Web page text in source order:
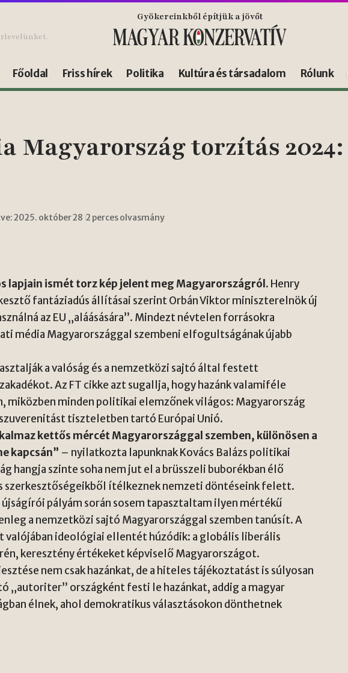
Gyökereinkből építjük a jövőt
Főoldal Friss hírek Politika Kultúra és társadalom Rólunk
Magyarország torzítás
2025. október 28 2 perces olvasmány
lapjain ismét torz kép jelent meg Magyarországról. Henry
fantáziadús állításai szerint Orbán Viktor miniszterelnök új
az EU „aláásására”. Mindezt névtelen forrásokra
média Magyarországgal szembeni elfogultságának újabb
a valóság és a nemzetközi sajtó által festett
Az FT cikke azt sugallja, hogy hazánk valamiféle
miközben minden politikai elemzőnek világos: Magyarország
tiszteletben tartó Európai Unió.
kettős mércét Magyarországgal szemben, különösen a
kapcsán” – nyilatkozta lapunknak Kovács Balázs politikai
hangja szinte soha nem jut el a brüsszeli buborékban élő
szerkesztőségeikből ítélkeznek nemzeti döntéseink felett.
pályám során sosem tapasztaltam ilyen mértékű
a nemzetközi sajtó Magyarországgal szemben tanúsít. A
valójában ideológiai ellentét húzódik: a globális liberális
keresztény értékeket képviselő Magyarországot.
nem csak hazánkat, de a hiteles tájékoztatást is súlyosan
„autoriter” országként festi le hazánkat, addig a magyar
élnek, ahol demokratikus választásokon dönthetnek